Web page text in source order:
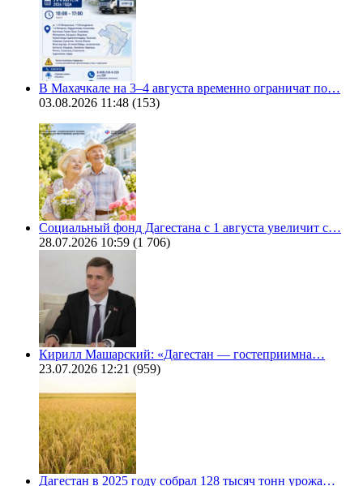
В Махачкале на 3–4 августа временно ограничат по…
03.08.2026 11:48 (153)
Социальный фонд Дагестана с 1 августа увеличит с…
28.07.2026 10:59 (1 706)
Кирилл Машарский: «Дагестан — гостеприимна…
23.07.2026 12:21 (959)
Дагестан в 2025 году собрал 128 тысяч тонн урожа…